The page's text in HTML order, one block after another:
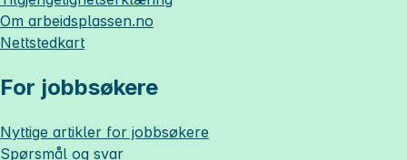
Om arbeidsplassen.no
Nettstedkart
For jobbsøkere
Nyttige artikler for jobbsøkere
Spørsmål og svar